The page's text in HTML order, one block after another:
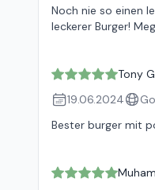
Noch nie so einen
leckerer Burger!
Tony G
19.06.2024
Bester burger mit